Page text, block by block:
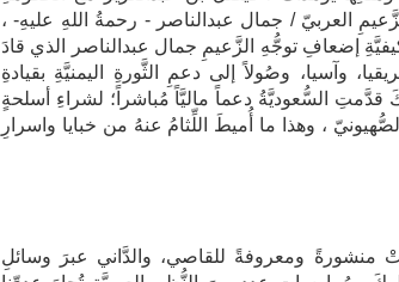
العربيّ / جمال عبدالناصر - رحمةُ اللهِ عليهِ- ،
إضعافِ توجُّهِ الزَّعيمِ جمال عبدالناصر الذي قادَ
وآسيا، وصُولاً إلى دعمِ الثَّورةِ اليمنيَّةِ بقيادةِ
قدَّمتِ السُّعوديَّةُ دعماً ماليَّاً مُباشراً؛ لشراءِ أسلحةٍ
، وهذا ما أُميطَ اللِّثامُ عنهُ من خبايا واسرارِ
منشورةً ومعروفةً للقاصي، والدَّاني عبرَ وسائلِ